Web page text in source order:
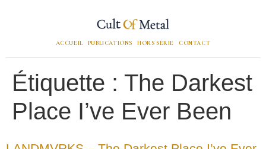
ACCUEIL PUBLICATIONS HORS SÉRIE CONTACT
Étiquette : The Darkest
Place I’ve Ever Been